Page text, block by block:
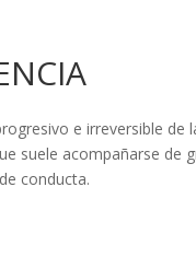
e irreversible de
suele acompañarse de
conducta.